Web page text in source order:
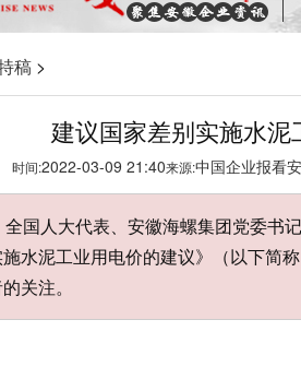
稿 >
建议国家差别实施水泥
时间:2022-03-09 21:40来源:中国企业报看
国人大代表、安徽海螺集团党委书
水泥工业用电价的建议》（以下简
关注。